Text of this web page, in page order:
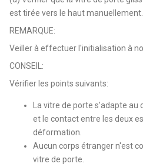
est tirée vers le haut manuellement.
REMARQUE:
Veiller à effectuer l'initialisation à
CONSEIL:
Vérifier les points suivants:
La vitre de porte s'adapte
et le contact entre les deux
déformation.
Aucun corps étranger n'est
vitre de porte.